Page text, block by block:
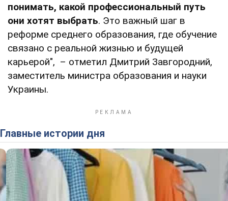
понимать, какой профессиональный путь
они хотят выбрать. Это важный шаг в
реформе среднего образования, где обучение
связано с реальной жизнью и будущей
карьерой", – отметил Дмитрий Завгородний,
заместитель министра образования и науки
Украины.
Главные истории дня